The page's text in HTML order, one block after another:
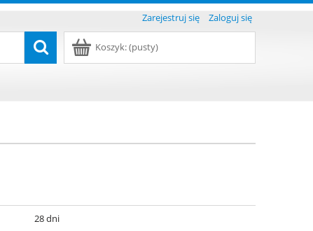
Zarejestruj się Zaloguj się
Koszyk:(pusty)
28 dni